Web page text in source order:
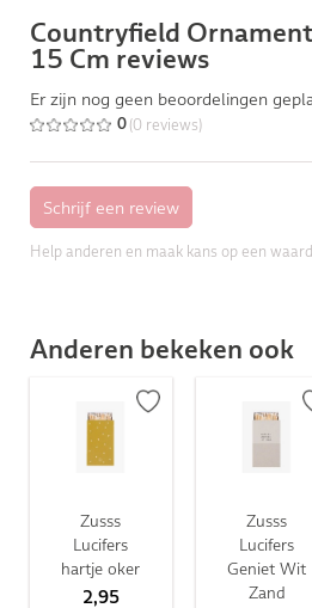
Countryfield
15 Cm reviews
Er zijn nog geen beoordelingen
0 (0 reviews)
Help anderen en maak kans op een
Anderen bekeken ook
Zusss
Lucifers
hartje oker
2,95
Zusss
Lucifers
Geniet Wit
Zand